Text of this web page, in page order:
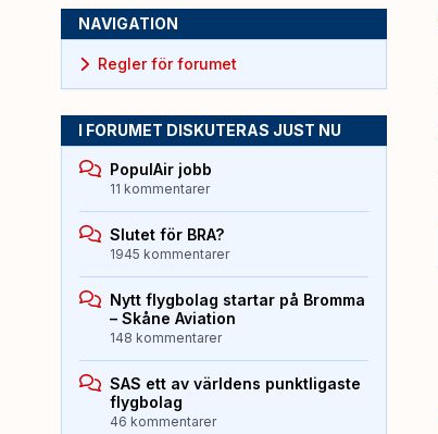
NAVIGATION
Regler för forumet
I FORUMET DISKUTERAS JUST NU
PopulAir jobb
11 kommentarer
Slutet för BRA?
1945 kommentarer
Nytt flygbolag startar på Bromma
– Skåne Aviation
148 kommentarer
SAS ett av världens punktligaste
flygbolag
46 kommentarer